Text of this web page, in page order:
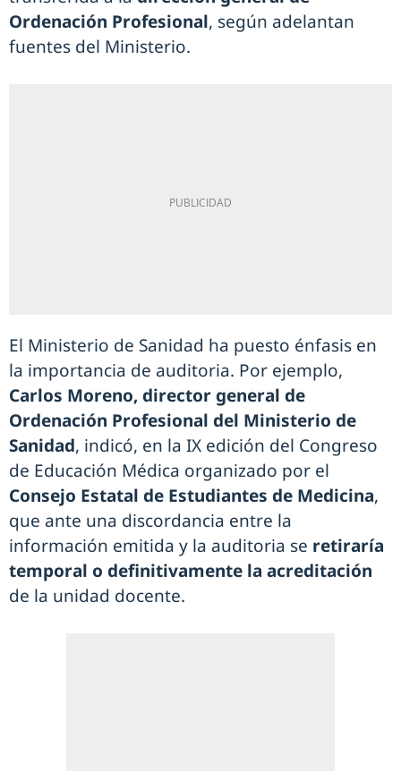
Ordenación Profesional, según adelantan
fuentes del Ministerio.
El Ministerio de Sanidad ha puesto énfasis en
la importancia de auditoria. Por ejemplo,
Carlos Moreno, director general de
Ordenación Profesional del Ministerio de
Sanidad, indicó, en la IX edición del Congreso
de Educación Médica organizado por el
Consejo Estatal de Estudiantes de Medicina,
que ante una discordancia entre la
información emitida y la auditoria se retiraría
temporal o definitivamente la acreditación
de la unidad docente.